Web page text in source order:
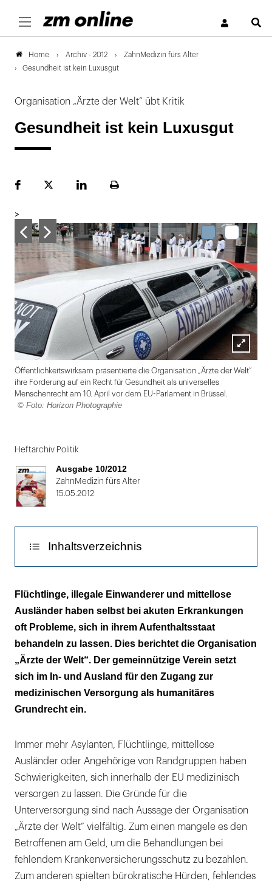
Home Archiv - 2012
ZahnMedizin fürs Alter
Gesundheit ist kein Luxusgut
Organisation „Ärzte der Welt“ übt Kritik
Gesundheit ist kein Luxusgut
FacebookPlattformLinekdInSeite
>
Lightbox
öffnen
Öffentlichkeitswirksam präsentierte die Organisation „Ärzte der Welt“
ihre Forderung auf ein Recht für Gesundheit als universelles
Menschenrecht am 10. April vor dem EU-Parlament in Brüssel.
© Foto: Horizon Photographie
1
von
2
Heftarchiv Politik
Ausgabe 10/2012
ZahnMedizin fürs Alter
15.05.2012
Inhaltsverzeichnis
Unterversorgung hat zugenommen
Medizinisch und politisch reagieren
Flüchtlinge, illegale Einwanderer und mittellose
Ausländer haben selbst bei akuten Erkrankungen
oft Probleme, sich in ihrem Aufenthaltsstaat
behandeln zu lassen. Dies berichtet die Organisation
„Ärzte der Welt“. Der gemeinnützige Verein setzt
sich im In- und Ausland für den Zugang zur
medizinischen Versorgung als humanitäres
Grundrecht ein.
Immer mehr Asylanten, Flüchtlinge, mittellose
Ausländer oder Angehörige von Randgruppen haben
Schwierigkeiten, sich innerhalb der EU medizinisch
versorgen zu lassen. Die Gründe für die
Unterversorgung sind nach Aussage der Organisation
„Ärzte der Welt“ vielfältig. Zum einen mangele es den
Betroffenen am Geld, um die Behandlungen bei
fehlendem Krankenversicherungsschutz zu bezahlen.
Zum anderen spielten bürokratische Hürden, fehlendes